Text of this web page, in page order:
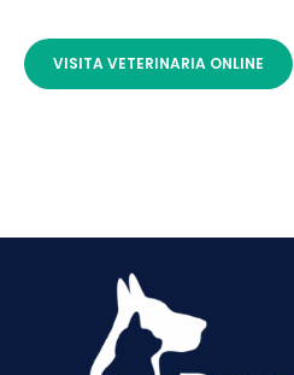
VISITA VETERINARIA ONLINE